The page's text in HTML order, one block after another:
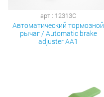
арт.: 12313C
Автоматический тормозной
рычаг / Automatic brake
adjuster AA1